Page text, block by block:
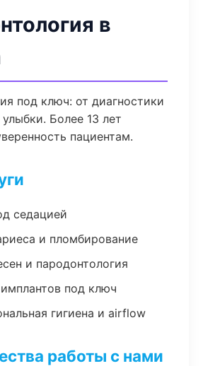
в
под ключ: от диагностики
Более 13 лет
пациентам.
седацией
и пломбирование
и пародонтология
под ключ
гигиена и airflow
работы с нами